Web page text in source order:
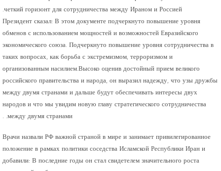
четкий горизонт для сотрудничества между Ираном и Россией.
Президент сказал: В этом документе подчеркнуто повышение уровня
обменов с использованием мощностей и возможностей Евразийского
экономического союза. Подчеркнуто повышение уровня сотрудничества в
таких вопросах, как борьба с экстремизмом, терроризмом и
организованным насилием.Высоко оценив достойный прием великого
российского правительства и народа, он выразил надежду, что узы дружбы
между двумя странами и дальше будут обеспечивать интересы двух
народов и что мы увидим новую главу стратегического сотрудничества
между двумя странами. .
Врачи назвали РФ важной страной в мире и занимает привилегированное
положение в рамках политики соседства Исламской Республики Иран и
добавили: В последние годы он стал свидетелем значительного роста